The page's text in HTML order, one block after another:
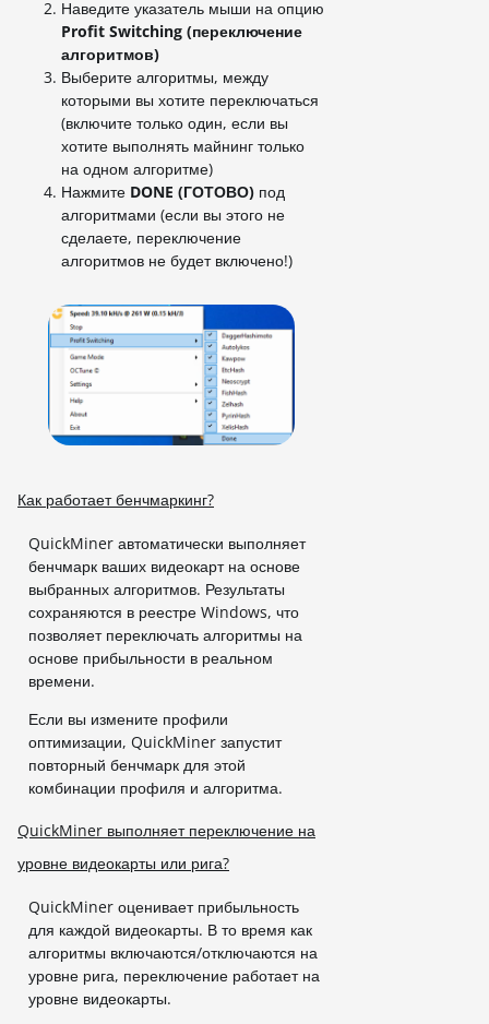
Наведите указатель мыши на опцию
Profit Switching (переключение
алгоритмов)
Выберите алгоритмы, между
которыми вы хотите переключаться
(включите только один, если вы
хотите выполнять майнинг только
на одном алгоритме)
Нажмите DONE (ГОТОВО) под
алгоритмами (если вы этого не
сделаете, переключение
алгоритмов не будет включено!)
Как работает бенчмаркинг?
QuickMiner автоматически выполняет
бенчмарк ваших видеокарт на основе
выбранных алгоритмов. Результаты
сохраняются в реестре Windows, что
позволяет переключать алгоритмы на
основе прибыльности в реальном
времени.
Если вы измените профили
оптимизации, QuickMiner запустит
повторный бенчмарк для этой
комбинации профиля и алгоритма.
QuickMiner выполняет переключение на
уровне видеокарты или рига?
QuickMiner оценивает прибыльность
для каждой видеокарты. В то время как
алгоритмы включаются/отключаются на
уровне рига, переключение работает на
уровне видеокарты.